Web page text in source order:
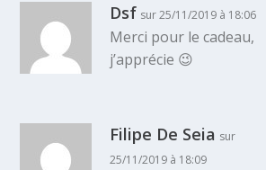
Dsf sur 25/11/2019 à 18:06
Merci pour le cadeau,
j’apprécie 😉
Filipe De Seia sur
25/11/2019 à 18:09